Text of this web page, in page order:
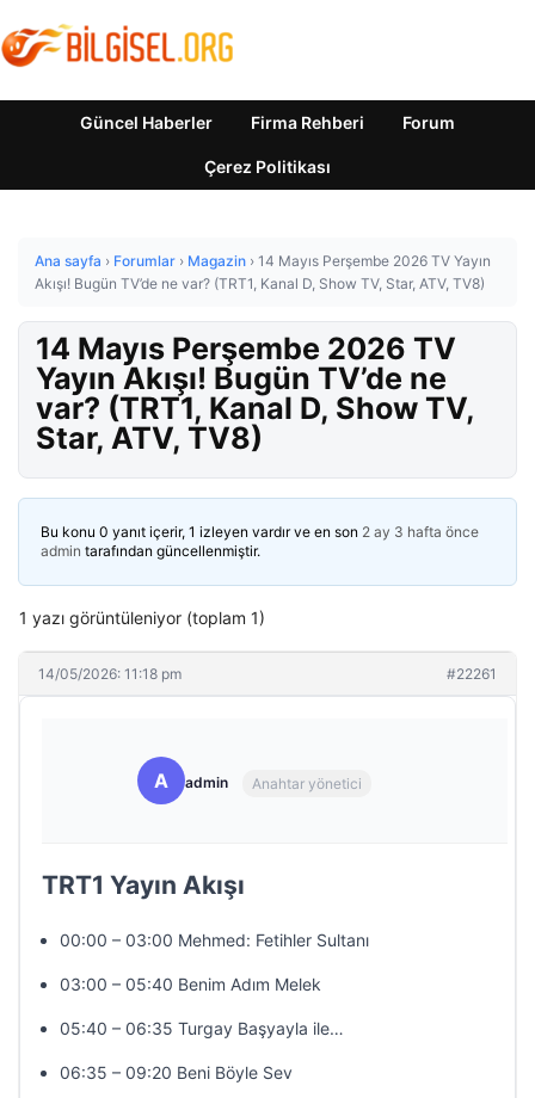
Güncel Haberler Firma Rehberi Forum
Çerez Politikası
Ana sayfa › Forumlar › Magazin › 14 Mayıs Perşembe 2026 TV Yayın
Akışı! Bugün TV’de ne var? (TRT1, Kanal D, Show TV, Star, ATV, TV8)
14 Mayıs Perşembe 2026 TV
Yayın Akışı! Bugün TV’de ne
var? (TRT1, Kanal D, Show TV,
Star, ATV, TV8)
Bu konu 0 yanıt içerir, 1 izleyen vardır ve en son 2 ay 3 hafta önce
admin tarafından güncellenmiştir.
1 yazı görüntüleniyor (toplam 1)
14/05/2026: 11:18 pm #22261
A admin Anahtar yönetici
TRT1 Yayın Akışı
00:00 – 03:00 Mehmed: Fetihler Sultanı
03:00 – 05:40 Benim Adım Melek
05:40 – 06:35 Turgay Başyayla ile…
06:35 – 09:20 Beni Böyle Sev